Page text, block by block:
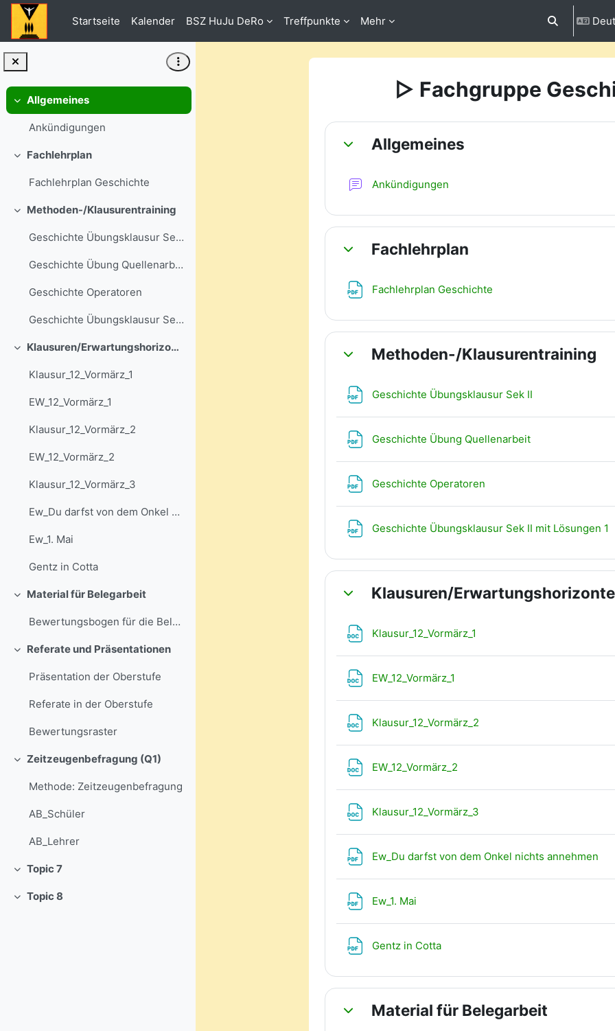
Zum Hauptinhalt
Startseite
Kalender BSZ HuJu DeRo Treffpunkte Mehr Sucheingabe
Einklappen
Allgemeines
Ankündigungen
Einklappen
Fachlehrplan
Fachlehrplan Geschichte
Einklappen
Methoden-/Klausurentraining
Geschichte Übungsklausur Sek II
Geschichte Übung Quellenarbeit
Geschichte Operatoren
Geschichte Übungsklausur Sek II mit Lösungen 1
Einklappen Klausuren/Erwartungshorizonte
Klausur_12_Vormärz_1
EW_12_Vormärz_1
Klausur_12_Vormärz_2
EW_12_Vormärz_2
Klausur_12_Vormärz_3
Ew_Du darfst von dem Onkel nichts annehmen
Ew_1. Mai
Gentz in Cotta
Einklappen
Material für Belegarbeit
Bewertungsbogen für die Belegarbeit
Einklappen
Referate und Präsentationen
Präsentation der Oberstufe
Referate in der Oberstufe
Bewertungsraster
Einklappen
Zeitzeugenbefragung (Q1)
Methode: Zeitzeugenbefragung
AB_Schüler
AB_Lehrer
Einklappen
Topic 7
Einklappen
Topic 8
▻ Fachgruppe
Abschnittsübersicht
EinklappenAllgemeines
Ankündigungen
EinklappenFachlehrplan
Fachlehrplan Geschichte
EinklappenMethoden-/Klausurentraining
Geschichte Übungsklausur Sek II
Geschichte Übung Quellenarbeit
Geschichte Operatoren
Geschichte Übungsklausur Sek II mit Lösungen 1
EinklappenKlausuren/Erwartungshorizonte
Klausur_12_Vormärz_1
EW_12_Vormärz_1
Klausur_12_Vormärz_2
EW_12_Vormärz_2
Klausur_12_Vormärz_3
Ew_Du darfst von dem Onkel nichts annehmen
Ew_1. Mai
Gentz in Cotta
EinklappenMaterial für Belegarbeit